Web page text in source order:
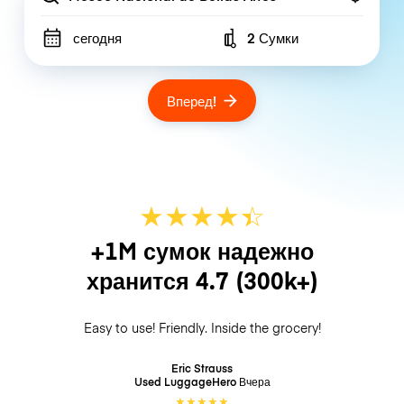
сегодня Number of bags
2 Сумки
Вперед!
★★★★☆
★
+1M сумок надежно
хранится 4.7 (300k+)
Easy to use! Friendly. Inside the grocery!
Eric Strauss
Used LuggageHero Вчера